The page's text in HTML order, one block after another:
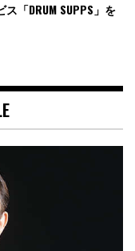
「DRUM SUPPS」を